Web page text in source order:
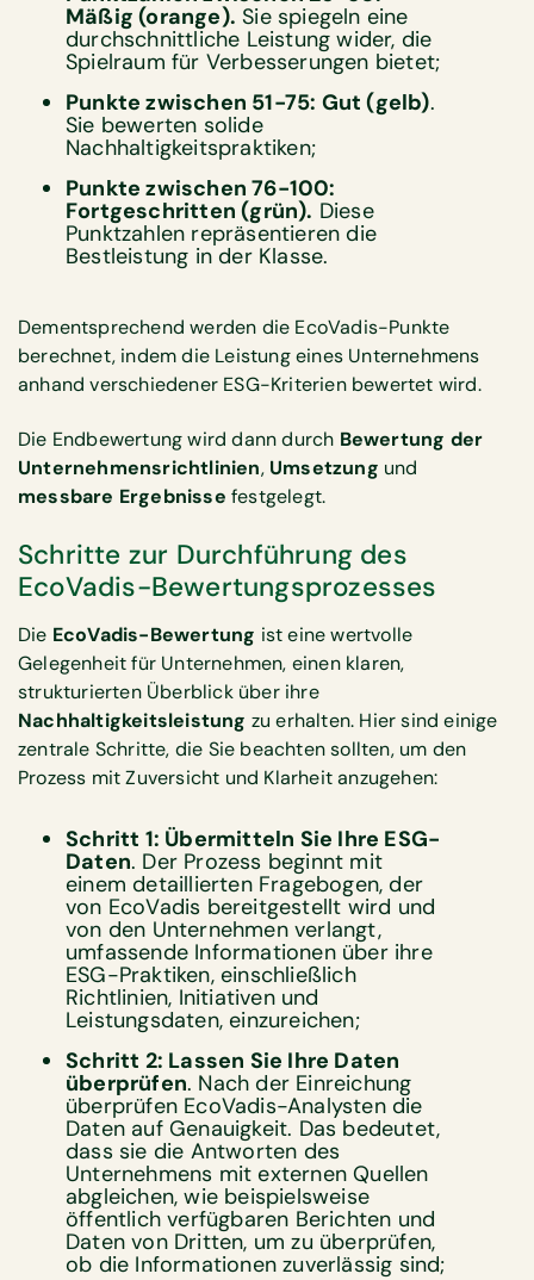
Mäßig (orange). Sie spiegeln eine
durchschnittliche Leistung wider, die
Spielraum für Verbesserungen bietet;
Punkte zwischen 51-75: Gut (gelb).
Sie bewerten solide
Nachhaltigkeitspraktiken;
Punkte zwischen 76-100:
Fortgeschritten (grün). Diese
Punktzahlen repräsentieren die
Bestleistung in der Klasse.
Dementsprechend werden die EcoVadis-Punkte
berechnet, indem die Leistung eines Unternehmens
anhand verschiedener ESG-Kriterien bewertet wird.
Die Endbewertung wird dann durch Bewertung der
Unternehmensrichtlinien, Umsetzung und
messbare Ergebnisse festgelegt.
Schritte zur Durchführung des
EcoVadis-Bewertungsprozesses
Die EcoVadis-Bewertung ist eine wertvolle
Gelegenheit für Unternehmen, einen klaren,
strukturierten Überblick über ihre
Nachhaltigkeitsleistung zu erhalten. Hier sind einige
zentrale Schritte, die Sie beachten sollten, um den
Prozess mit Zuversicht und Klarheit anzugehen:
Schritt 1: Übermitteln Sie Ihre ESG-
Daten. Der Prozess beginnt mit
einem detaillierten Fragebogen, der
von EcoVadis bereitgestellt wird und
von den Unternehmen verlangt,
umfassende Informationen über ihre
ESG-Praktiken, einschließlich
Richtlinien, Initiativen und
Leistungsdaten, einzureichen;
Schritt 2: Lassen Sie Ihre Daten
überprüfen. Nach der Einreichung
überprüfen EcoVadis-Analysten die
Daten auf Genauigkeit. Das bedeutet,
dass sie die Antworten des
Unternehmens mit externen Quellen
abgleichen, wie beispielsweise
öffentlich verfügbaren Berichten und
Daten von Dritten, um zu überprüfen,
ob die Informationen zuverlässig sind;